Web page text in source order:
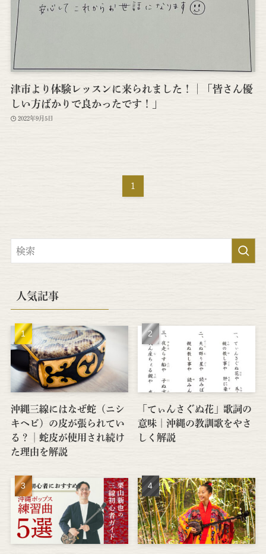
津市より体験レッスンに来られました！│「皆さん優
しい方ばかりで良かったです！」
2022年9月5日
1
人気記事
沖縄三線にはなぜ蛇（ニシ
キヘビ）の皮が張られてい
る？│蛇皮が使用され続け
た理由を解説
「てぃんさぐぬ花」歌詞の
意味｜沖縄の教訓歌をやさ
しく解説